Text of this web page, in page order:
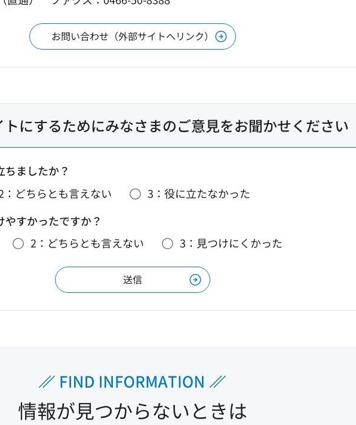
お問い合わせ（外部サイトへリンク）
にするためにみなさまのご意見をお聞かせください
ちましたか？
：どちらとも言えない
3：役に立たなかった
すかったですか？
2：どちらとも言えない 3：見つけにくかった
情報が見つからないときは